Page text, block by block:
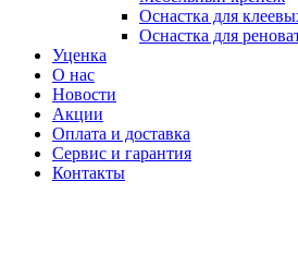
Оснастка для
Оснастка для
Уценка
О нас
Новости
Акции
Оплата и доставка
Сервис и гарантия
Контакты